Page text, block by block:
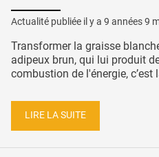
Actualité publiée il y a 9 années 9
Transformer la graisse
adipeux brun, qui lui produit
combustion de l'énergie, c’est
LIRE LA SUITE